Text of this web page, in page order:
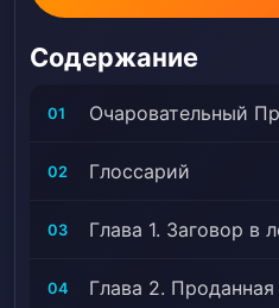
ее меч против
Небеса! Ее имя
землю!# Адаптировано в
Артефакты, Ассасины,
живот, Переодевание,
Врачи, Familial Love,
любви влюбляется первым,
Содержание
01 Очаровательный
02 Глоссарий
03 Глава 1. Заговор в
04 Глава 2. Проданная